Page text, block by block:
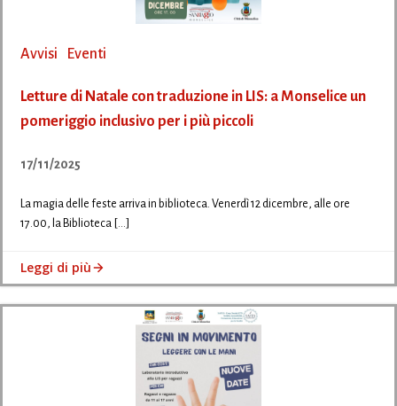
Avvisi Eventi
Letture di Natale con traduzione in LIS: a Monselice un
pomeriggio inclusivo per i più piccoli
17/11/2025
La magia delle feste arriva in biblioteca. Venerdì 12 dicembre, alle ore
17.00, la Biblioteca […]
Leggi di più